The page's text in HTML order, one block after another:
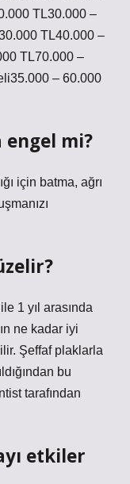
TL30.000 –
TL40.000 –
TL70.000 –
– 60.000
mi?
için batma, ağrı
1 yıl arasında
ne kadar iyi
Şeffaf plaklarla
bu
tarafından
etkiler